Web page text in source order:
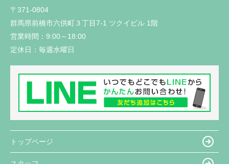
〒371-0804
群馬県前橋市六供町３丁目7-1 ツクイビル 1階
営業時間： 9:00～18:00
定休日： 毎週水曜日
トップページ